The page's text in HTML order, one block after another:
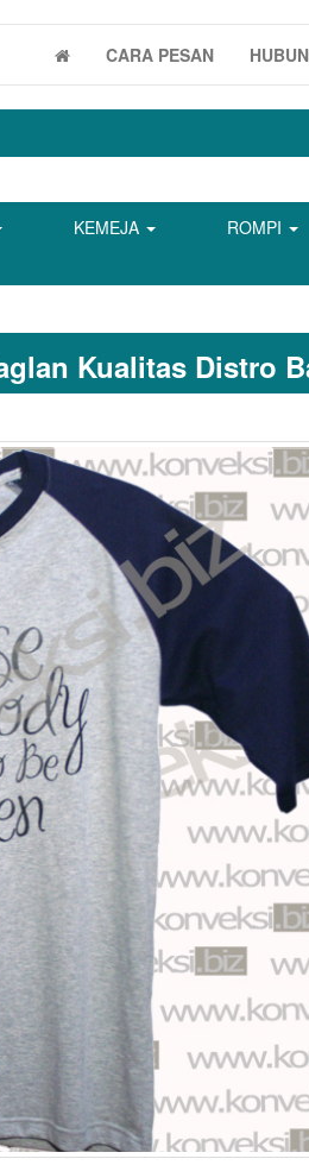
CARA PESAN
KEMEJA ROMPI
Kualitas Distro